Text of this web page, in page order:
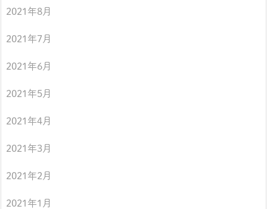
2021年8月
2021年7月
2021年6月
2021年5月
2021年4月
2021年3月
2021年2月
2021年1月